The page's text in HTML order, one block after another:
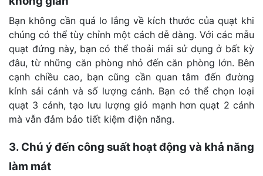
Bạn không cần quá lo lắng về kích thước của quạt khi
chúng có thể tùy chỉnh một cách dễ dàng. Với các mẫu
quạt đứng này, bạn có thể thoải mái sử dụng ở bất kỳ
đâu, từ những căn phòng nhỏ đến căn phòng lớn. Bên
cạnh chiều cao, bạn cũng cần quan tâm đến đường
kính sải cánh và số lượng cánh. Bạn có thể chọn loại
quạt 3 cánh, tạo lưu lượng gió mạnh hơn quạt 2 cánh
mà vẫn đảm bảo tiết kiệm điện năng.
3. Chú ý đến công suất hoạt động và khả năng
làm mát